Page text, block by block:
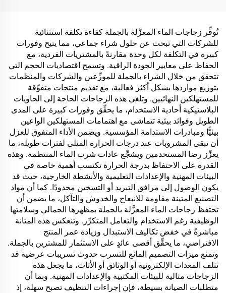
مع غطاء ضد التسرب
تُوفِّر زجاجات الماء المعزَّلة بالجملة كفاءة تكلفة استثنائية
للشركات التي تبحث عن حلول شراء جماعي، مما يتيح وفورات
كبيرة في التكلفة لكل وحدة مقارنةً بالمشتريات الفردية، مع
الحفاظ على معايير الجودة الراقية. وتسمح اقتصاديات الحجم التي
تتحقق من خلال الشراء بالجملة للموزِّعين والشركات والمنظمات
بتوزيع مواردها بشكل أكثر فعالية، مع تقديم منتجات متفوِّقة
للمستهلكين النهائيين. وتلغي هذه الزجاجات الحاجة إلى الحاويات
البلاستيكية أحادية الاستخدام، ما يحقِّق وفورات كبيرة على المدى
الطويل وفوائد بيئية تتماشى مع اهتمامات المستهلكين الواعين
بيئيًّا ومبادرات الاستدامة المؤسسية. ويضمن الأداء المتفوق للعزل
أن تبقى المشروبات عند درجات الحرارة المثلى لفترات طويلة، ما
يعزِّز رضا المستخدمين ويشجِّع عادات شرب الماء المنتظمة. وهذه
القدرة على الاحتفاظ بدرجة الحرارة تكتسب أهمية خاصة في
البيئات المهنية والإعدادات التعليمية والأنشطة الخارجية، حيث قد
يكون الوصول إلى مرافق التبريد أو التسخين محدودًا. كما أن مواد
التصنيع المتينة مقاومة للانبعاج والخدوش والتآكل، ما يضمن أن
تحتفظ زجاجات الماء المعزَّلة بالجملة بمظهرها الجمالي وسلامتها
الوظيفية رغم الاستخدام والتعامل المتكرِّر. وتنعكس هذه المتانة
مباشرةً في خفض تكاليف الاستبدال وزيادة عمر المنتج
الافتراضي، ما يحقِّق أقصى عائدٍ على الاستثمار للمشترين بالجملة.
وتمنع ميزات التصميم المانع للتسرب حدوث تسريبات عرضية قد
تتلف المعدات الإلكترونية أو الوثائق أو الأثاث، ما يجعل هذه
الزجاجات مثالية للبيئات المكتبية والإعدادات المهنية. وبما أن
متطلبات الصيانة بسيطة، فإن إجراءات التنظيف تصبح سهلة، إذ